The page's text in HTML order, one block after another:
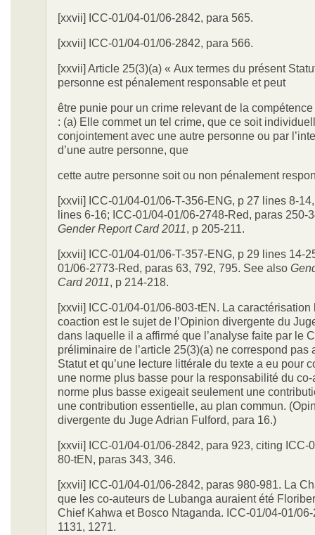
[xxvii] ICC-01/04-01/06-2842, para 565.
[xxvii] ICC-01/04-01/06-2842, para 566.
[xxvii] Article 25(3)(a) « Aux termes du présent
personne est pénalement responsable et peut
être punie pour un crime relevant de la
: (a) Elle commet un tel crime, que ce soit
conjointement avec une autre personne ou par
d’une autre personne, que
cette autre personne soit ou non pénalement
[xxvii] ICC-01/04-01/06-T-356-ENG, p 27 lines 8-
lines 6-16; ICC-01/04-01/06-2748-Red, paras 250-
Gender Report Card 2011, p 205-211.
[xxvii] ICC-01/04-01/06-T-357-ENG, p 29 lines 14-
01/06-2773-Red, paras 63, 792, 795. See also
Card 2011, p 214-218.
[xxvii] ICC-01/04-01/06-803-tEN. La caractérisation
coaction est le sujet de l’Opinion divergente du
dans laquelle il a affirmé que l’analyse faite par le
préliminaire de l’article 25(3)(a) ne correspond pas
Statut et qu’une lecture littérale du texte a eu pour
une norme plus basse pour la responsabilité du co-
norme plus basse exigeait seulement une
une contribution essentielle, au plan commun.
divergente du Juge Adrian Fulford, para 16.)
[xxvii] ICC-01/04-01/06-2842, para 923, citing ICC-
80-tEN, paras 343, 346.
[xxvii] ICC-01/04-01/06-2842, paras 980-981. La
que les co-auteurs de Lubanga auraient été
Chief Kahwa et Bosco Ntaganda. ICC-01/04-01/
1131, 1271.